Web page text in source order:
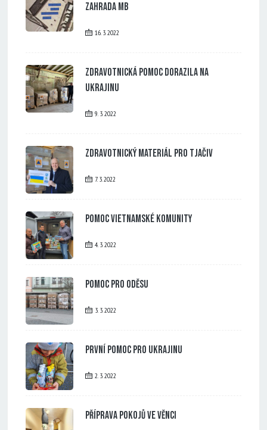
Zahrada MB
16. 3. 2022
Zdravotnická pomoc dorazila na
Ukrajinu
9. 3. 2022
Zdravotnický materiál pro Tjačiv
7. 3. 2022
Pomoc vietnamské komunity
4. 3. 2022
Pomoc pro Oděsu
3. 3. 2022
První pomoc pro Ukrajinu
2. 3. 2022
Příprava pokojů ve Věnci